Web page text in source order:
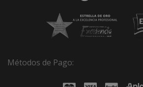
Métodos de Pago: